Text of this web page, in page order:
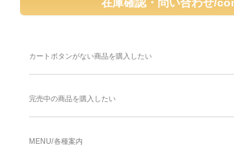
カートボタンがない商品を購入したい
完売中の商品を購入したい
MENU/各種案内